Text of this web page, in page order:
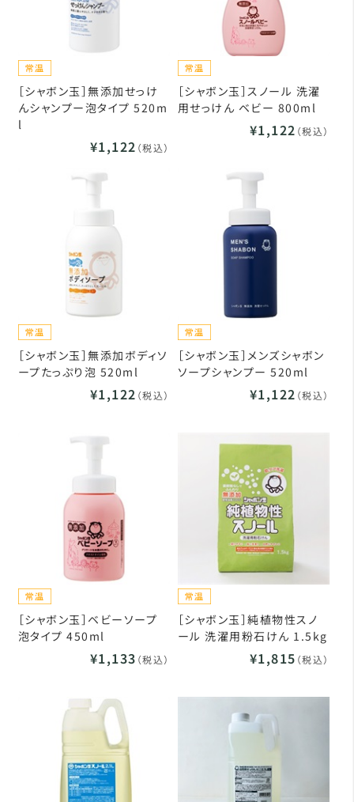
［シャボン玉］無添加せっけ
んシャンプー泡タイプ 520m
l
¥1,122 （税込）
［シャボン玉］スノール 洗濯
用せっけん ベビー 800ml
¥1,122 （税込）
［シャボン玉］無添加ボディソ
ープたっぷり泡 520ml
¥1,122 （税込）
［シャボン玉］メンズシャボン
ソープシャンプー 520ml
¥1,122 （税込）
［シャボン玉］ベビーソープ
泡タイプ 450ml
¥1,133 （税込）
［シャボン玉］純植物性スノ
ール 洗濯用粉石けん 1.5kg
¥1,815 （税込）